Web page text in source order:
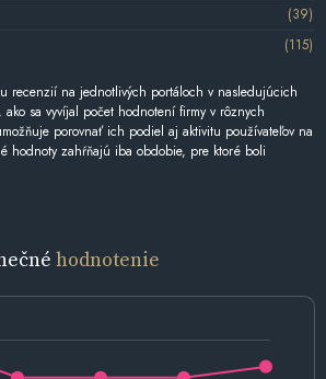
(39)
(115)
recenzií na jednotlivých portáloch v nasledujúcich
sa vyvíjal počet hodnotení firmy v rôznych
porovnať ich podiel aj aktivitu používateľov na
hodnoty zahŕňajú iba obdobie, pre ktoré boli
hodnotenie